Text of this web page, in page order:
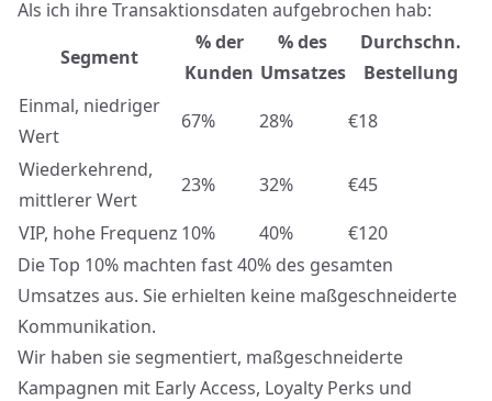
Als ich ihre Transaktionsdaten aufgebrochen hab:
Segment
% der
Kunden
% des
Umsatzes
Durchschn.
Bestellung
Einmal, niedriger
Wert
67% 28%
€18
Wiederkehrend,
mittlerer Wert
23% 32%
€45
VIP, hohe Frequenz 10% 40%
€120
Die Top 10% machten fast 40% des gesamten
Umsatzes aus. Sie erhielten keine maßgeschneiderte
Kommunikation.
Wir haben sie segmentiert, maßgeschneiderte
Kampagnen mit Early Access, Loyalty Perks und